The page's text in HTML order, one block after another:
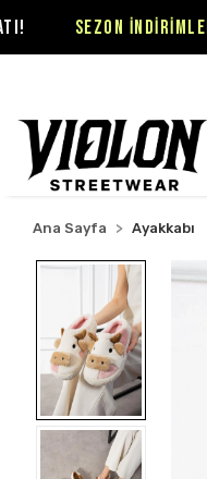
İNDİRİMLERİ VİOLON'DA
Ana Sayfa Ayakkabı